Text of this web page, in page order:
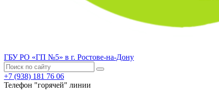
ГБУ РО «ГП №5» в г. Ростове-на-Дону
+7 (938) 181 76 06
Телефон "горячей" линии